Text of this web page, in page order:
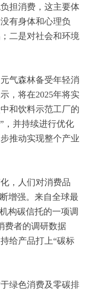
担消费，这主要体
有身体和心理负
二是对社会和环境
气森林备受年轻消
，将在2025年将实
和饮料示范工厂的
，并持续进行优化
推动实现整个产业
，人们对消费品
增强。来自全球最
构碳信托的一项调
费者的调研数据
给产品打上“碳标
绿色消费及零碳排